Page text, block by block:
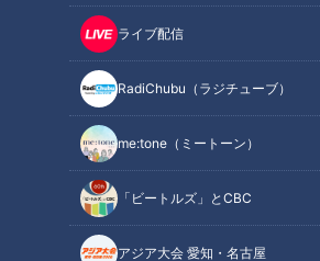
ライブ配信
RadiChubu（ラジチューブ）
me:tone（ミートーン）
「ビートルズ」とCBC
アジア大会 愛知・名古屋
この記事を見たあなたへのおすす
全裸の若者を身代わりにして厄
払い！？死ぬほど過酷で参加者
激減の「上野間裸まいり」に挑